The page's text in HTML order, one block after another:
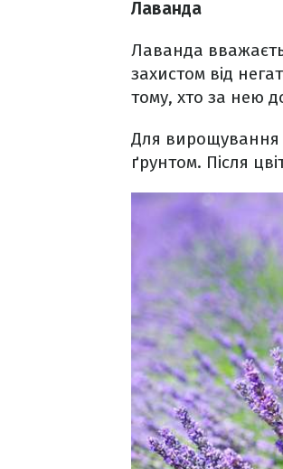
Лаванда
Лаванда
захистом від
тому, хто за нею
Для вирощування
ґрунтом. Після